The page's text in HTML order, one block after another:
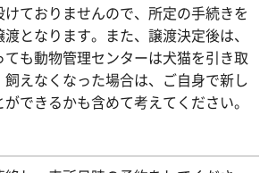
けておりませんので、所定の手続きを
となります。また、譲渡決定後は、
も動物管理センターは犬猫を引き取
飼えなくなった場合は、ご自身で新し
できるかも含めて考えてください。